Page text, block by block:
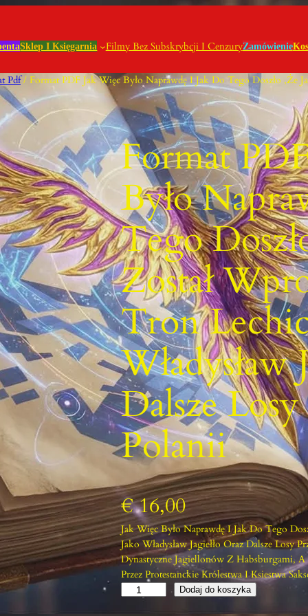
Sklep I Księgarnia Filmy Bez Subskrybcji I CenzuryZamówienie
Pdf/ Format PDF Jak Więc Było Naprawdę I Jak Do Tego Doszło ,że
Format
Było
Tego
Został
Tron
Władysław
Dalsze
Polanii
€16,00
Jak Więc Było Naprawdę I Jak Do Tego
Jako Władysław Jagiełło Oraz Dalsze Losy
Dynastyczne Jagiellonów Z Habsburgami,
Przez Protestanckie Królestwa I Ksiestwa
Dodaj do koszyka